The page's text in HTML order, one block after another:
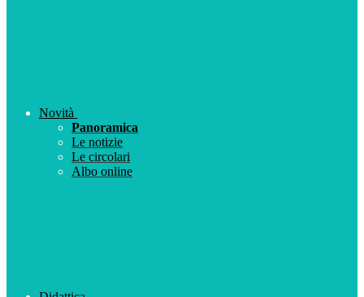
Novità
Panoramica
Le notizie
Le circolari
Albo online